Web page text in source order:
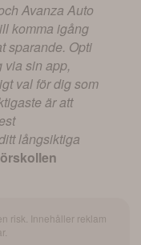
Avanza Auto
komma igång
sparande. Opti
sin app,
val för dig som
är att
långsiktiga
risk. Innehåller reklam